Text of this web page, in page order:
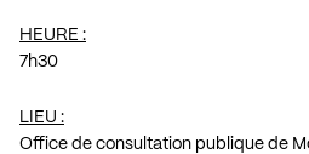
HEURE :
7h30
LIEU :
Office de consultation publique de